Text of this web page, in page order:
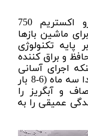
اسپری محافظ و براق کننده بدنه خودرو اکستریم 750
ماشین بازها
پایه تکنولوژی
و براق کننده
اجرای آسانی
دارد، محافظتی طولانی برای مدت زمان حدودا سه ماه (6-8 بار
و آبگریز را
عمیقی را به